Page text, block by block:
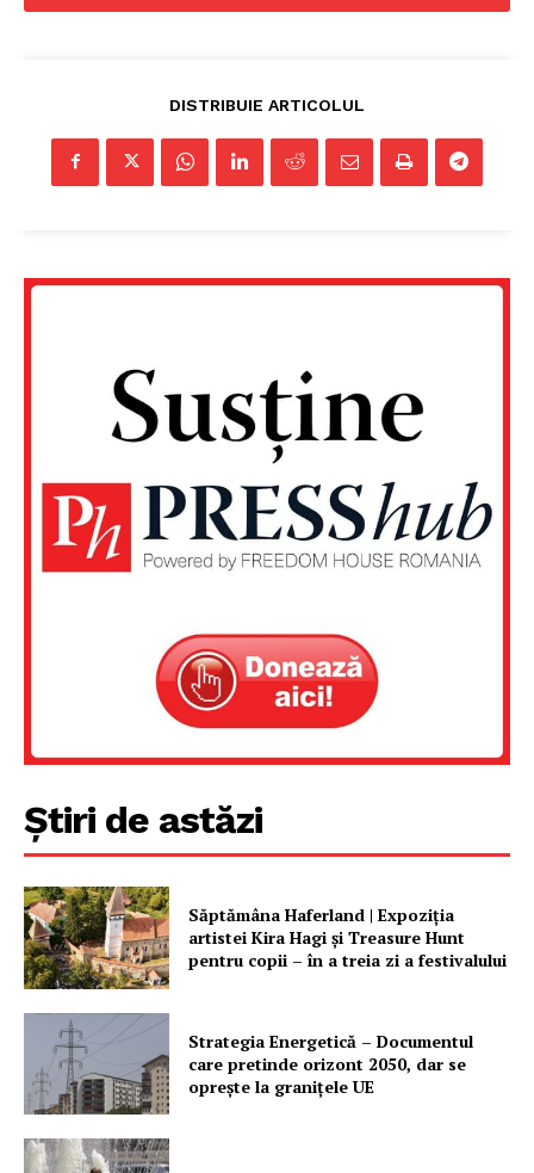
Un proiect
DISTRIBUIE ARTICOLUL
Știri de astăzi
Săptămâna Haferland | Expoziţia
artistei Kira Hagi şi Treasure Hunt
pentru copii – în a treia zi a festivalului
Strategia Energetică – Documentul
care pretinde orizont 2050, dar se
oprește la granițele UE